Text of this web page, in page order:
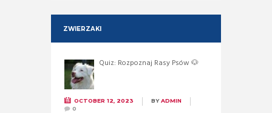
ZWIERZAKI
Quiz: Rozpoznaj Rasy Psów 🐶
OCTOBER 12, 2023 BYADMIN
0